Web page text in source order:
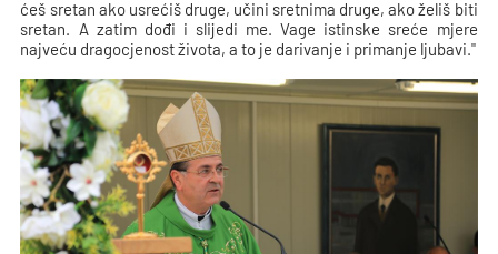
ćeš sretan ako usrećiš druge, učini sretnima druge, ako želiš biti
sretan. A zatim dođi i slijedi me. Vage istinske sreće mjere
najveću dragocjenost života, a to je darivanje i primanje ljubavi."